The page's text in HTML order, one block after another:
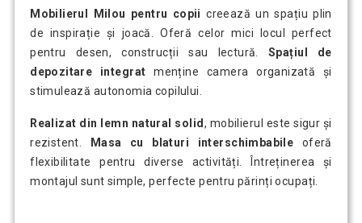
Mobilierul Milou pentru copii creează un spațiu plin
de inspirație și joacă. Oferă celor mici locul perfect
pentru desen, construcții sau lectură. Spațiul de
depozitare integrat menține camera organizată și
stimulează autonomia copilului.
Realizat din lemn natural solid, mobilierul este sigur și
rezistent.
Masa cu blaturi interschimbabile oferă
flexibilitate pentru diverse activități. Întreținerea și
montajul sunt simple, perfecte pentru părinți ocupați.